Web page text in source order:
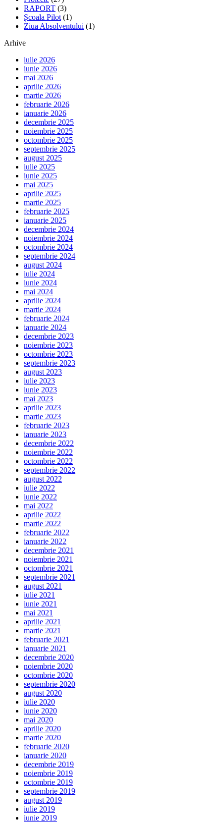
RAPORT (3)
Școala Pilot (1)
Ziua Absolventului (1)
Arhive
iulie 2026
iunie 2026
mai 2026
aprilie 2026
martie 2026
februarie 2026
ianuarie 2026
decembrie 2025
noiembrie 2025
octombrie 2025
septembrie 2025
august 2025
iulie 2025
iunie 2025
mai 2025
aprilie 2025
martie 2025
februarie 2025
ianuarie 2025
decembrie 2024
noiembrie 2024
octombrie 2024
septembrie 2024
august 2024
iulie 2024
iunie 2024
mai 2024
aprilie 2024
martie 2024
februarie 2024
ianuarie 2024
decembrie 2023
noiembrie 2023
octombrie 2023
septembrie 2023
august 2023
iulie 2023
iunie 2023
mai 2023
aprilie 2023
martie 2023
februarie 2023
ianuarie 2023
decembrie 2022
noiembrie 2022
octombrie 2022
septembrie 2022
august 2022
iulie 2022
iunie 2022
mai 2022
aprilie 2022
martie 2022
februarie 2022
ianuarie 2022
decembrie 2021
noiembrie 2021
octombrie 2021
septembrie 2021
august 2021
iulie 2021
iunie 2021
mai 2021
aprilie 2021
martie 2021
februarie 2021
ianuarie 2021
decembrie 2020
noiembrie 2020
octombrie 2020
septembrie 2020
august 2020
iulie 2020
iunie 2020
mai 2020
aprilie 2020
martie 2020
februarie 2020
ianuarie 2020
decembrie 2019
noiembrie 2019
octombrie 2019
septembrie 2019
august 2019
iulie 2019
iunie 2019